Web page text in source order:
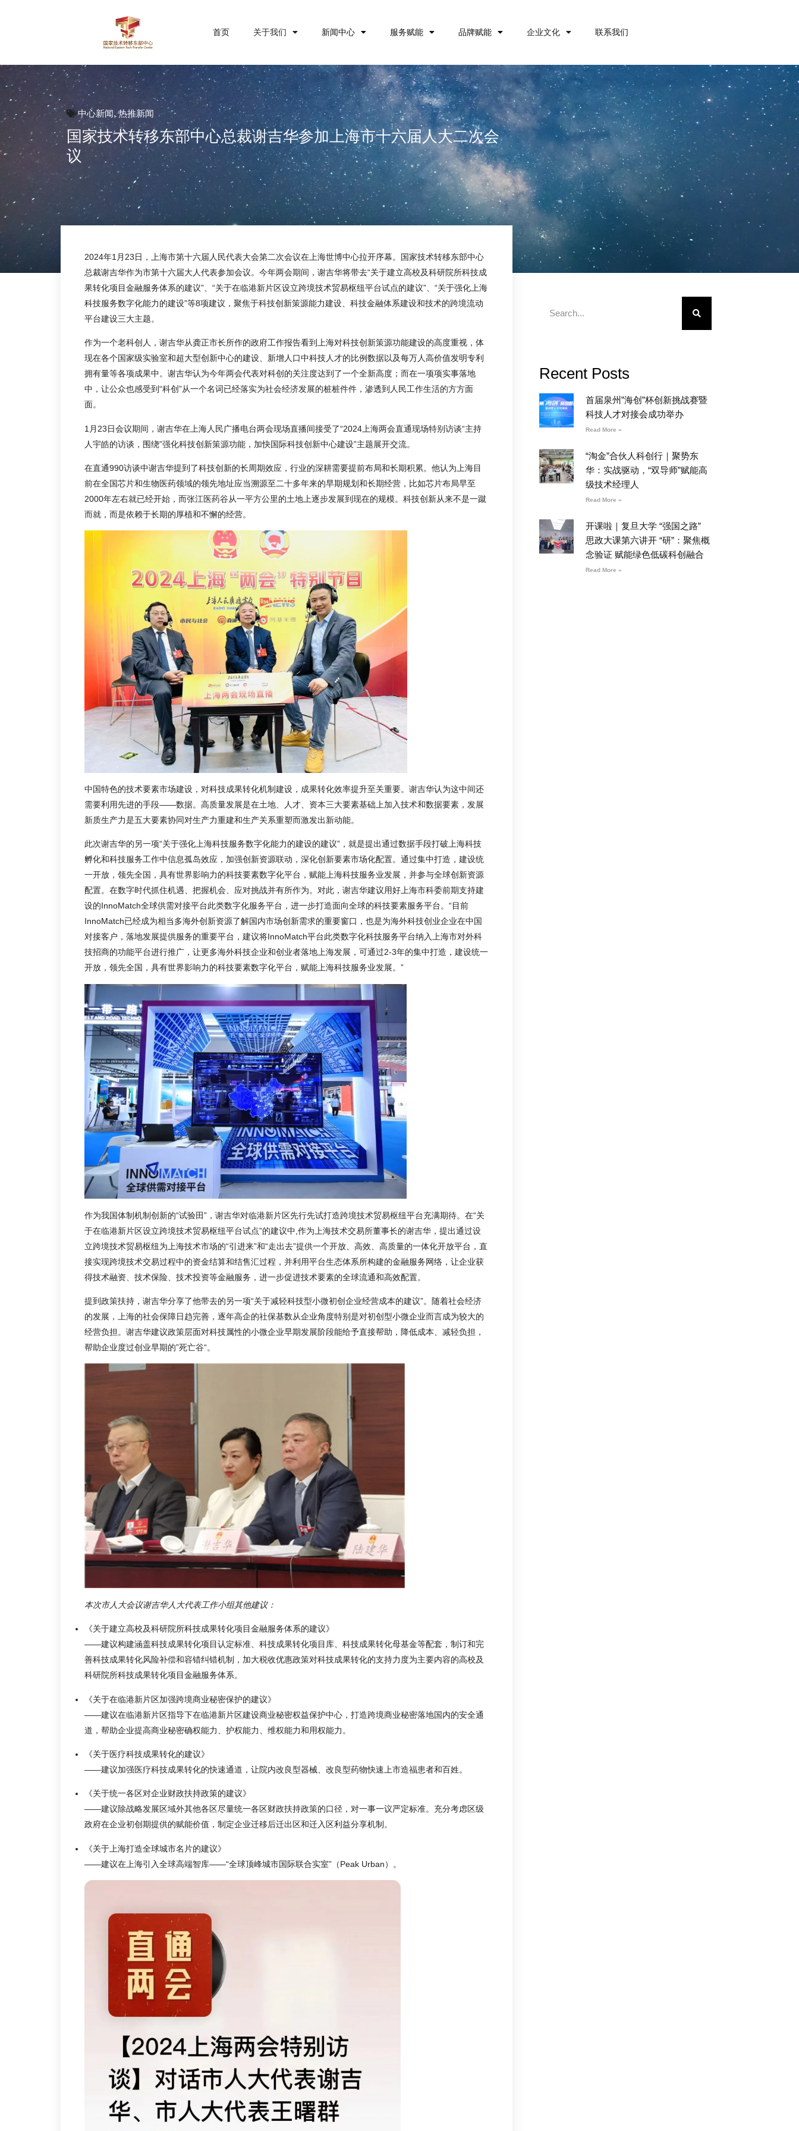
首页 关于我们 新闻中心 服务赋能 品牌赋能 企业文化 联系我们
中心新闻,热推新闻
国家技术转移东部中心总裁谢吉华参加上海市十六届人大二次会
议
2024年1月23日，上海市第十六届人民代表大会第二次会议在上海世博中心拉开序幕。国家技术转移东部中心
总裁谢吉华作为市第十六届大人代表参加会议。今年两会期间，谢吉华将带去“关于建立高校及科研院所科技成
果转化项目金融服务体系的建议”、“关于在临港新片区设立跨境技术贸易枢纽平台试点的建议”、“关于强化上海
科技服务数字化能力的建设”等8项建议，聚焦于科技创新策源能力建设、科技金融体系建设和技术的跨境流动
平台建设三大主题。
作为一个老科创人，谢吉华从龚正市长所作的政府工作报告看到上海对科技创新策源功能建设的高度重视，体
现在各个国家级实验室和超大型创新中心的建设、新增人口中科技人才的比例数据以及每万人高价值发明专利
拥有量等各项成果中。谢吉华认为今年两会代表对科创的关注度达到了一个全新高度；而在一项项实事落地
中，让公众也感受到“科创”从一个名词已经落实为社会经济发展的桩桩件件，渗透到人民工作生活的方方面
面。
1月23日会议期间，谢吉华在上海人民广播电台两会现场直播间接受了“2024上海两会直通现场特别访谈“主持
人宇皓的访谈，围绕”强化科技创新策源功能，加快国际科技创新中心建设”主题展开交流。
在直通990访谈中谢吉华提到了科技创新的长周期效应，行业的深耕需要提前布局和长期积累。他认为上海目
前在全国芯片和生物医药领域的领先地址应当溯源至二十多年来的早期规划和长期经营，比如芯片布局早至
2000年左右就已经开始，而张江医药谷从一平方公里的土地上逐步发展到现在的规模。科技创新从来不是一蹴
而就，而是依赖于长期的厚植和不懈的经营。
中国特色的技术要素市场建设，对科技成果转化机制建设，成果转化效率提升至关重要。谢吉华认为这中间还
需要利用先进的手段——数据。高质量发展是在土地、人才、资本三大要素基础上加入技术和数据要素，发展
新质生产力是五大要素协同对生产力重建和生产关系重塑而激发出新动能。
此次谢吉华的另一项“关于强化上海科技服务数字化能力的建设的建议” ，就是提出通过数据手段打破上海科技
孵化和科技服务工作中信息孤岛效应，加强创新资源联动，深化创新要素市场化配置。通过集中打造，建设统
一开放，领先全国，具有世界影响力的科技要素数字化平台，赋能上海科技服务业发展，并参与全球创新资源
配置。在数字时代抓住机遇、把握机会、应对挑战并有所作为。对此，谢吉华建议用好上海市科委前期支持建
设的InnoMatch全球供需对接平台此类数字化服务平台，进一步打造面向全球的科技要素服务平台。“目前
InnoMatch已经成为相当多海外创新资源了解国内市场创新需求的重要窗口，也是为海外科技创业企业在中国
对接客户，落地发展提供服务的重要平台，建议将InnoMatch平台此类数字化科技服务平台纳入上海市对外科
技招商的功能平台进行推广，让更多海外科技企业和创业者落地上海发展，可通过2-3年的集中打造，建设统一
开放，领先全国，具有世界影响力的科技要素数字化平台，赋能上海科技服务业发展。”
作为我国体制机制创新的“试验田”，谢吉华对临港新片区先行先试打造跨境技术贸易枢纽平台充满期待。在“关
于在临港新片区设立跨境技术贸易枢纽平台试点”的建议中,作为上海技术交易所董事长的谢吉华，提出通过设
立跨境技术贸易枢纽为上海技术市场的“引进来”和“走出去”提供一个开放、高效、高质量的一体化开放平台，直
接实现跨境技术交易过程中的资金结算和结售汇过程，并利用平台生态体系所构建的金融服务网络，让企业获
得技术融资、技术保险、技术投资等金融服务，进一步促进技术要素的全球流通和高效配置。
提到政策扶持，谢吉华分享了他带去的另一项“关于减轻科技型小微初创企业经营成本的建议”。随着社会经济
的发展，上海的社会保障日趋完善，逐年高企的社保基数从企业角度特别是对初创型小微企业而言成为较大的
经营负担。谢吉华建议政策层面对科技属性的小微企业早期发展阶段能给予直接帮助，降低成本、减轻负担，
帮助企业度过创业早期的”死亡谷“。
本次市人大会议谢吉华人大代表工作小组其他建议：
《关于建立高校及科研院所科技成果转化项目金融服务体系的建议》
——建议构建涵盖科技成果转化项目认定标准、科技成果转化项目库、科技成果转化母基金等配套，制订和完
善科技成果转化风险补偿和容错纠错机制，加大税收优惠政策对科技成果转化的支持力度为主要内容的高校及
科研院所科技成果转化项目金融服务体系。
《关于在临港新片区加强跨境商业秘密保护的建议》
——建议在临港新片区指导下在临港新片区建设商业秘密权益保护中心，打造跨境商业秘密落地国内的安全通
道，帮助企业提高商业秘密确权能力、护权能力、维权能力和用权能力。
《关于医疗科技成果转化的建议》
——建议加强医疗科技成果转化的快速通道，让院内改良型器械、改良型药物快速上市造福患者和百姓。
《关于统一各区对企业财政扶持政策的建议》
——建议除战略发展区域外其他各区尽量统一各区财政扶持政策的口径，对一事一议严定标准。充分考虑区级
政府在企业初创期提供的赋能价值，制定企业迁移后迁出区和迁入区利益分享机制。
《关于上海打造全球城市名片的建议》
——建议在上海引入全球高端智库——“全球顶峰城市国际联合实室”（Peak Urban）。
Recent Posts
首届泉州”海创”杯创新挑战赛暨
科技人才对接会成功举办
Read More »
“淘金”合伙人科创行｜聚势东
华：实战驱动，“双导师”赋能高
级技术经理人
Read More »
开课啦｜复旦大学 “强国之路”
思政大课第六讲开 “研”：聚焦概
念验证 赋能绿色低碳科创融合
Read More »